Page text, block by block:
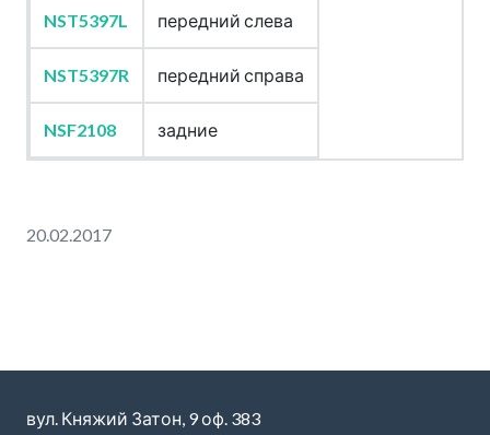
NST5397L передний слева
NST5397R передний справа
NSF2108 задние
20.02.2017
вул. Княжий Затон, 9 оф. 383